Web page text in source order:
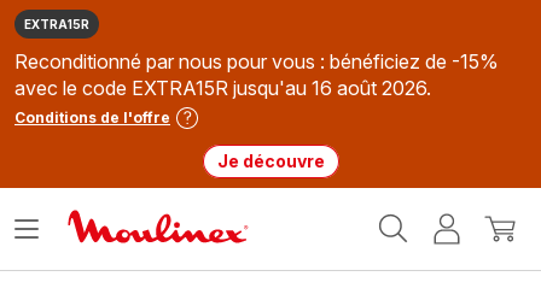
EXTRA15R
Reconditionné par nous pour vous : bénéficiez de -15%
avec le code EXTRA15R jusqu'au 16 août 2026.
Conditions de l'offre
Je découvre
MonMon
Ouvrir